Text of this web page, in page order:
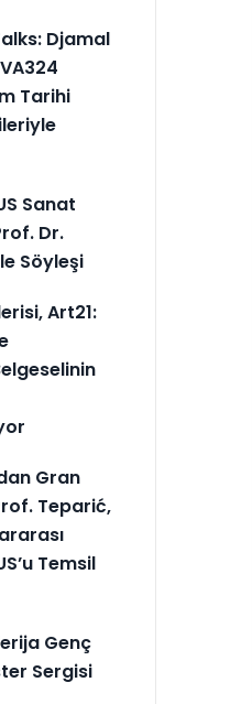
Djamal
Tarihi
Sanat
Dr.
Söyleşi
Art21:
Gran
Teparić,
Temsil
Genç
Sergisi